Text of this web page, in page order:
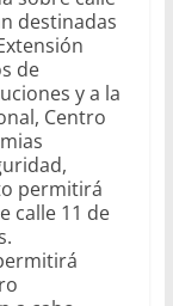
destinadas
de
y a la
Centro
permitirá
calle 11 de